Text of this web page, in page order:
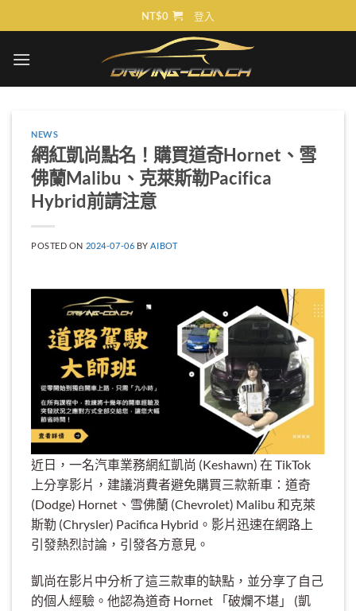
to
NT$0 登入
NEWS
網紅凱尚點名！購買道奇Hornet、雪
佛蘭Malibu、克萊斯勒Pacifica
Hybrid前請注意
POSTED ON 2024-07-06 BY AIBOT
近日，一名汽車業務網紅凱尚 (Keshawn) 在 TikTok
上分享影片，建議消費者避免購買三款新車：道奇
(Dodge) Hornet、雪佛蘭 (Chevrolet) Malibu 和克萊
斯勒 (Chrysler) Pacifica Hybrid。影片迅速在網路上
引發熱烈討論，引發各方意見。
凱尚在影片中分析了這三款車的缺點，並分享了自己
的個人經驗。他認為道奇 Hornet 「破爛不堪」 (凱